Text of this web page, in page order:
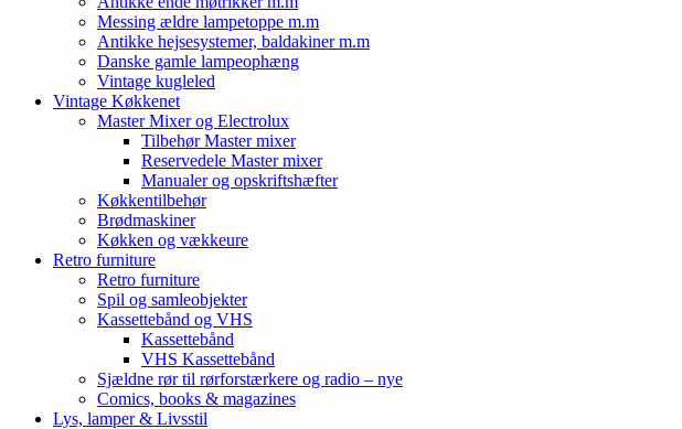
Messing ældre lampetoppe m.m
Antikke hejsesystemer, baldakiner m.m
Danske gamle lampeophæng
Vintage kugleled
Vintage Køkkenet
Master Mixer og Electrolux
Tilbehør Master mixer
Reservedele Master mixer
Manualer og opskriftshæfter
Køkkentilbehør
Brødmaskiner
Køkken og vækkeure
Retro furniture
Retro furniture
Spil og samleobjekter
Kassettebånd og VHS
Kassettebånd
VHS Kassettebånd
Sjældne rør til rørforstærkere og radio – nye
Comics, books & magazines
Lys, lamper & Livsstil